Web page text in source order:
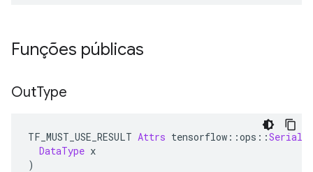
Funções públicas
OutType
TF_MUST_USE_RESULT Attrs tensorflow ::ops ::
DataType x
)